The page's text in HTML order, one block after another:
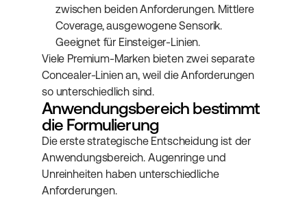
zwischen beiden Anforderungen. Mittlere
Coverage, ausgewogene Sensorik.
Geeignet für Einsteiger-Linien.
Viele Premium-Marken bieten zwei separate
Concealer-Linien an, weil die Anforderungen
so unterschiedlich sind.
Anwendungsbereich bestimmt
die Formulierung
Die erste strategische Entscheidung ist der
Anwendungsbereich. Augenringe und
Unreinheiten haben unterschiedliche
Anforderungen.